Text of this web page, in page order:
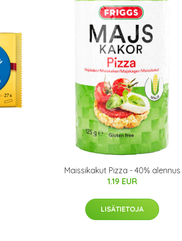
Maissikakut Pizza - 40% alennus
1.19 EUR
LISÄTIETOJA